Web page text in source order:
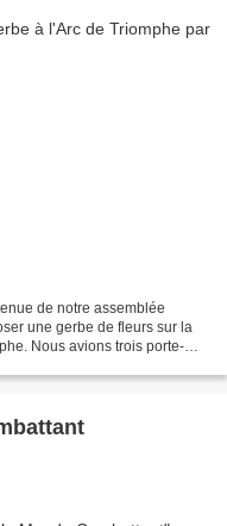
de notre assemblée
une gerbe de fleurs sur la
Nous avions trois porte-